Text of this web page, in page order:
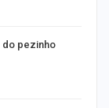
do pezinho